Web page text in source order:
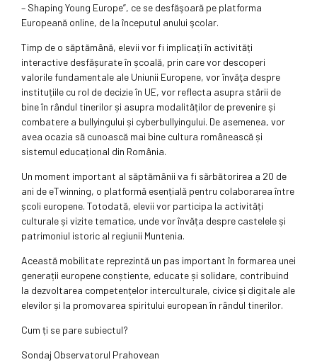
– Shaping Young Europe”, ce se desfăşoară pe platforma
Europeană online, de la începutul anului şcolar.
Timp de o săptămână, elevii vor fi implicați în activități
interactive desfășurate în școală, prin care vor descoperi
valorile fundamentale ale Uniunii Europene, vor învăţa despre
instituțiile cu rol de decizie în UE, vor reflecta asupra stării de
bine în rândul tinerilor și asupra modalităților de prevenire și
combatere a bullyingului și cyberbullyingului. De asemenea, vor
avea ocazia să cunoască mai bine cultura românească și
sistemul educațional din România.
Un moment important al săptămânii va fi sărbătorirea a 20 de
ani de eTwinning, o platformă esențială pentru colaborarea între
școli europene. Totodată, elevii vor participa la activități
culturale și vizite tematice, unde vor învăța despre castelele și
patrimoniul istoric al regiunii Muntenia.
Această mobilitate reprezintă un pas important în formarea unei
generații europene conștiente, educate și solidare, contribuind
la dezvoltarea competențelor interculturale, civice și digitale ale
elevilor și la promovarea spiritului european în rândul tinerilor.
Cum ți se pare subiectul?
Sondaj Observatorul Prahovean